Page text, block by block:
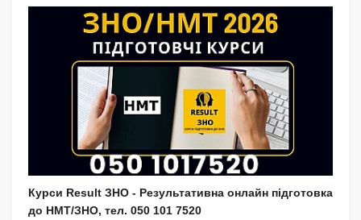
Курси Result ЗНО - Результативна онлайн підготовка
до НМТ/ЗНО, тел. 050 101 7520